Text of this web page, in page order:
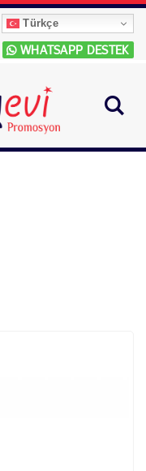
Türkçe
WHATSAPP DESTEK